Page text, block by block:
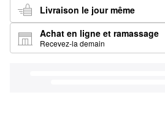
Livraison le jour même
Achat en ligne et ramassage
Recevez-la demain